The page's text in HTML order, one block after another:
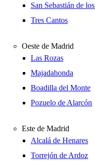
San Sebastián de
Tres Cantos
Oeste de Madrid
Las Rozas
Majadahonda
Boadilla del Monte
Pozuelo de Alarcón
Este de Madrid
Alcalá de Henares
Torrejón de Ardoz